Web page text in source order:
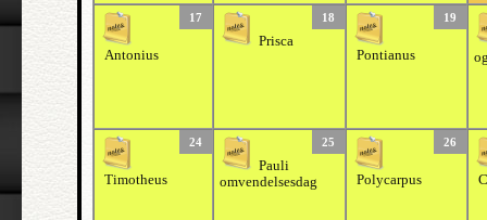
17
Antonius
18
Prisca
19
Pontianus
24
Timotheus
25
Pauli
omvendelsesdag
26
Polycarpus